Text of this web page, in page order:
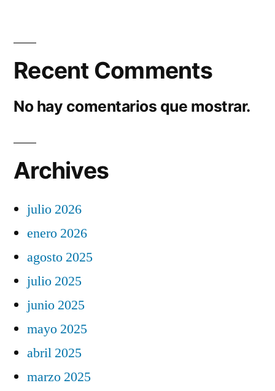
Recent Comments
No hay comentarios que mostrar.
Archives
julio 2026
enero 2026
agosto 2025
julio 2025
junio 2025
mayo 2025
abril 2025
marzo 2025